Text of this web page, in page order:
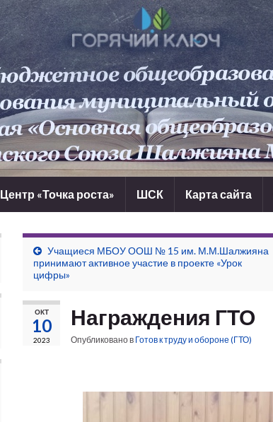
Центр «Точка роста» ШСК Карта сайта
Учащиеся МБОУ ООШ № 15 им. М.М.Шалжияна
принимают активное участие в проекте «Урок
цифры»
ОКТ
10
2023
Награждения ГТО
Опубликовано в Готов к труду и обороне (ГТО)